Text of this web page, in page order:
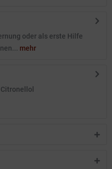
oder als erste Hilfe
mehr